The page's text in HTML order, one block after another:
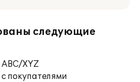
следующие
XYZ
покупателями